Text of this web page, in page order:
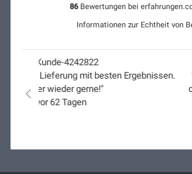
86Bewertungen bei
Informationen zur Echtheit von
"Ich habe schon sehr viele Bilder
drucken lassen - top Qualität und
nach links